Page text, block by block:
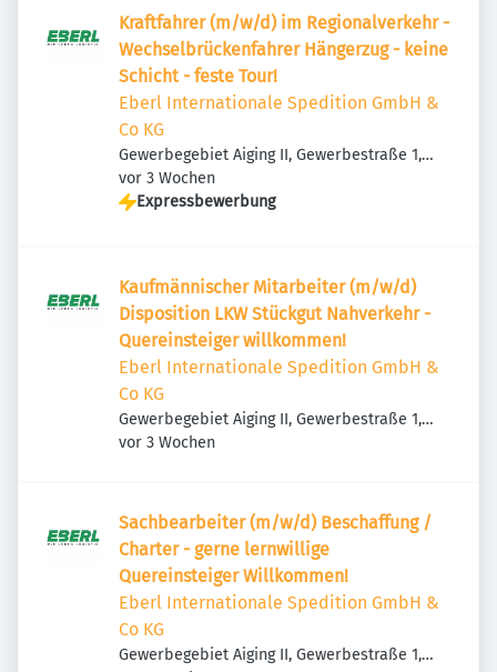
Kraftfahrer (m/w/d) im Regionalverkehr -
Wechselbrückenfahrer Hängerzug - keine
Schicht - feste Tour!
Eberl Internationale Spedition GmbH &
Co KG
Gewerbegebiet Aiging II, Gewerbestraße 1,
83365 Nußdorf, Deutschland
Veröffentlicht
vor 3 Wochen
Expressbewerbung
Kaufmännischer Mitarbeiter (m/w/d)
Disposition LKW Stückgut Nahverkehr -
Quereinsteiger willkommen!
Eberl Internationale Spedition GmbH &
Co KG
Gewerbegebiet Aiging II, Gewerbestraße 1,
83365 Nußdorf, Deutschland
Veröffentlicht
vor 3 Wochen
Sachbearbeiter (m/w/d) Beschaffung /
Charter - gerne lernwillige
Quereinsteiger Willkommen!
Eberl Internationale Spedition GmbH &
Co KG
Gewerbegebiet Aiging II, Gewerbestraße 1,